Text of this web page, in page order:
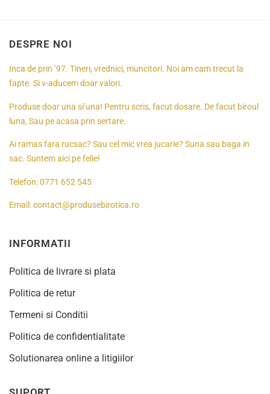
DESPRE NOI
Inca de prin ’97. Tineri, vrednici, muncitori. Noi am cam trecut la
fapte. Si v-aducem doar valori.
Produse doar una si’una! Pentru scris, facut dosare. De facut biroul
luna, Sau pe acasa prin sertare.
Ai ramas fara rucsac? Sau cel mic vrea jucarie? Suna sau baga in
sac. Suntem aici pe felie!
Telefon:0771 652 545
Email:contact@produsebirotica.ro
INFORMATII
Politica de livrare si plata
Politica de retur
Termeni si Conditii
Politica de confidentialitate
Solutionarea online a litigiilor